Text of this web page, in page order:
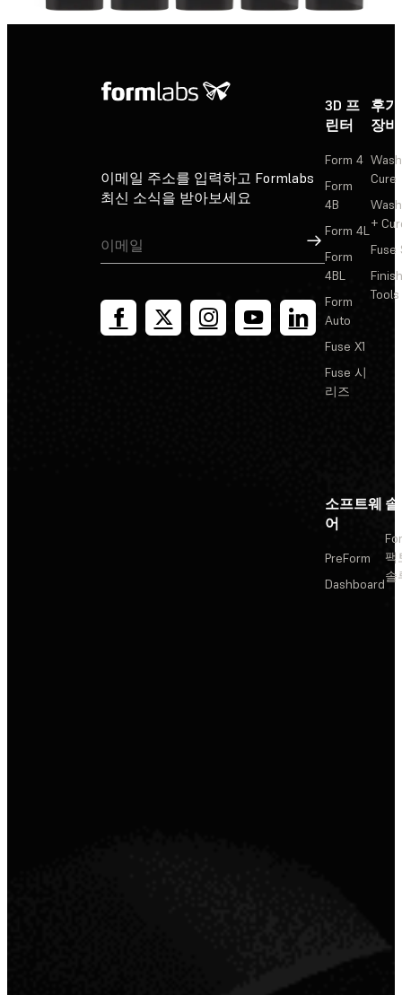
이메일 주소를 입력하고 Formlabs
최신 소식을 받아보세요
가입
3D 프
린터
Form 4
Form
4B
Form 4L
Form
4BL
Form
Auto
Fuse X1
Fuse 시
리즈
후
장비
Cure
+
Fuse
Tools
소프트웨
어
PreForm
Dashboard
팩
솔